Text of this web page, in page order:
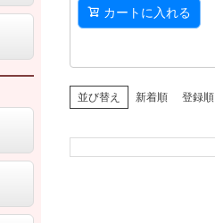
カートに入れる
並び替え 新着順 登録順